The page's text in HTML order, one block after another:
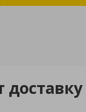
доставку